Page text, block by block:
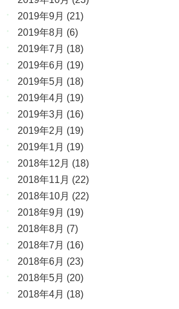
2019年9月 (21)
2019年8月 (6)
2019年7月 (18)
2019年6月 (19)
2019年5月 (18)
2019年4月 (19)
2019年3月 (16)
2019年2月 (19)
2019年1月 (19)
2018年12月 (18)
2018年11月 (22)
2018年10月 (22)
2018年9月 (19)
2018年8月 (7)
2018年7月 (16)
2018年6月 (23)
2018年5月 (20)
2018年4月 (18)